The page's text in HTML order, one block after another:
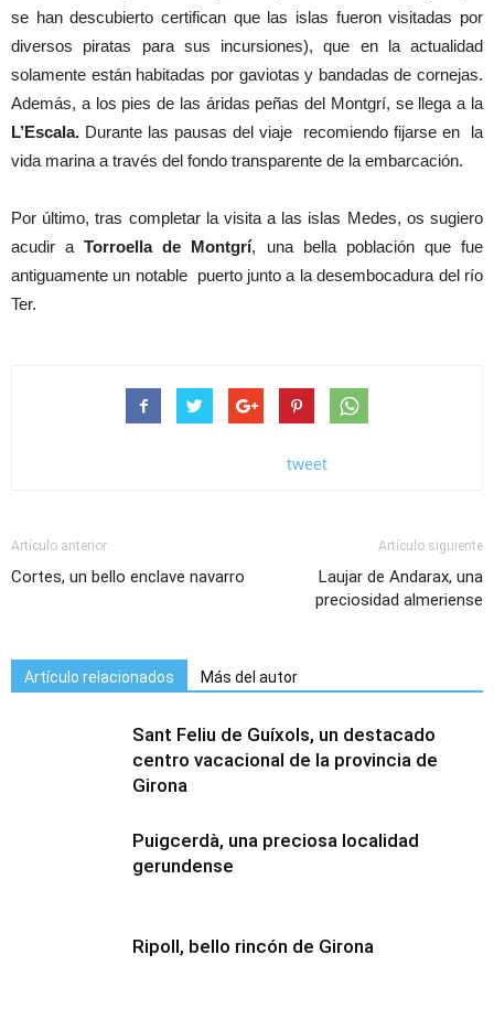
se han descubierto certifican que las islas fueron visitadas por
diversos piratas para sus incursiones), que en la actualidad
solamente están habitadas por gaviotas y bandadas de cornejas.
Además, a los pies de las áridas peñas del Montgrí, se llega a la
L’Escala. Durante las pausas del viaje recomiendo fijarse en la
vida marina a través del fondo transparente de la embarcación.
Por último, tras completar la visita a las islas Medes, os sugiero
acudir aTorroella de Montgrí, una bella población que fue
antiguamente un notable puerto junto a la desembocadura del río
Ter.
tweet
Artículo anterior
Cortes, un bello enclave navarro
Artículo siguiente
Laujar de Andarax, una
preciosidad almeriense
Artículo relacionados Más del autor
Sant Feliu de Guíxols, un destacado
centro vacacional de la provincia de
Girona
Puigcerdà, una preciosa localidad
gerundense
Ripoll, bello rincón de Girona